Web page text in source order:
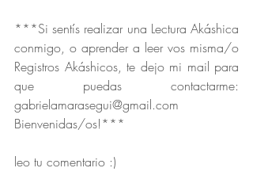
***Si sentís realizar una Lectura Akáshica
conmigo, o aprender a leer vos misma/o
Registros Akáshicos, te dejo mi mail para
que puedas contactarme:
gabrielamarasegui@gmail.com
Bienvenidas/os!***
leo tu comentario :)